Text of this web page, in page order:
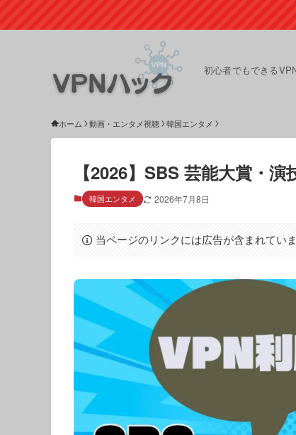
初心者でもできる
ホーム 動画・エンタメ視聴 韓国エンタメ
【2026】SBS 芸能大賞・演
韓国エンタメ 2026年7月8日
当ページのリンクには広告が含まれていま